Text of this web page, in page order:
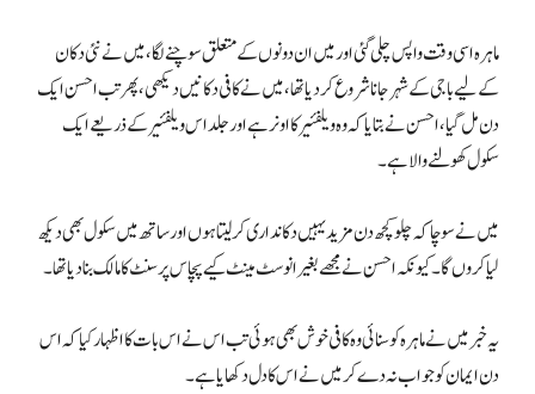
ماہرہ اسی وقت واپس چلی گئی اور میں ان دونوں کے متعلق سوچنے لگا، میں نے نئی دکان
کے لیے باجی کے شہر جانا شروع کردیا تھا، میں نے کافی دکانیں دیکھی، پھر تب احسن ایک
دن مل گیا، احسن نے بتایا کہ وہ ویلفئیر کا اونر ہے اور جلد اس ویلفئیر کے ذریعے ایک
سکول کھولنے والا ہے۔
میں نے سوچا کہ چلو کچھ دن مزید یہیں دکانداری کرلیتا ہوں اور ساتھ میں سکول بھی دیکھ
لیا کروں گا۔ کیونکہ احسن نے مجھے بغیر انوسٹ مینٹ کیے پچاس پرسنٹ کا مالک بنا دیا تھا۔
یہ خبر میں نے ماہرہ کو سنائی وہ کافی خوش بھی ہوئی تب اس نے اس بات کا اظہار کیا کہ اس
دن ایمان کو جواب نہ دے کر میں نے اس کا دل دکھایا ہے۔